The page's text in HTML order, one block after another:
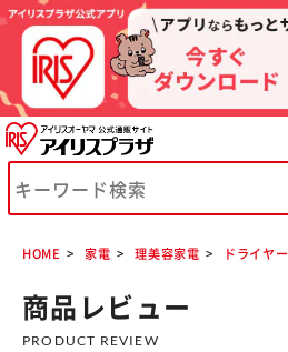
HOME 家電 理美容家電 ドライヤー
商品レビュー
PRODUCT REVIEW
※ご確認ください